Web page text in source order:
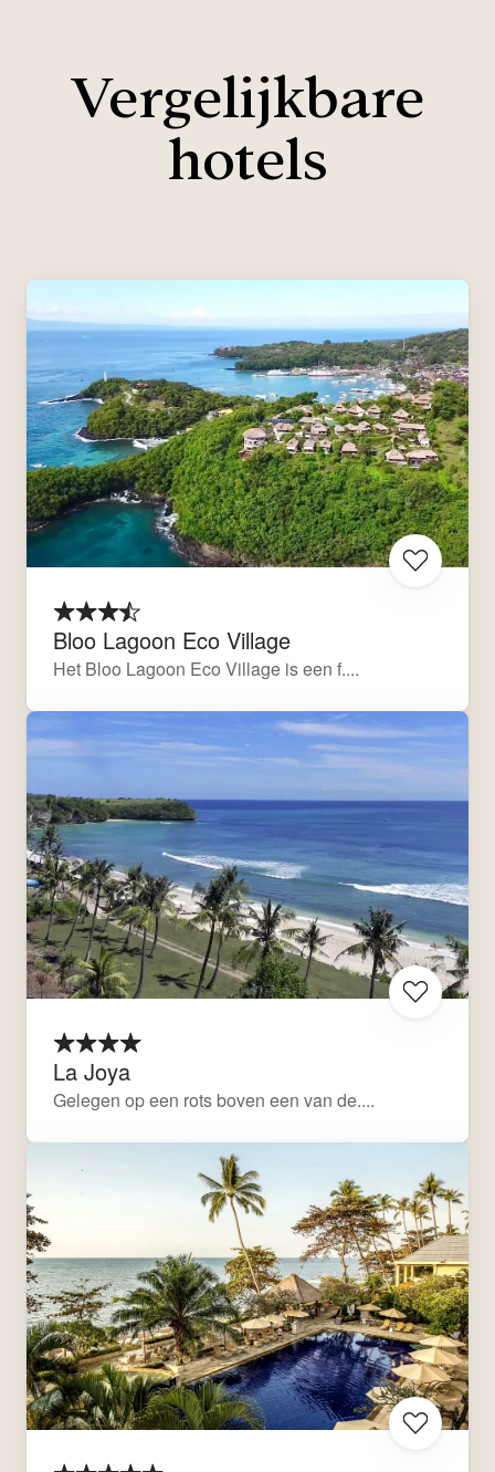
Vergelijkbare
hotels
Bloo Lagoon Eco Village
Het Bloo Lagoon Eco Village is een f....
La Joya
Gelegen op een rots boven een van de....